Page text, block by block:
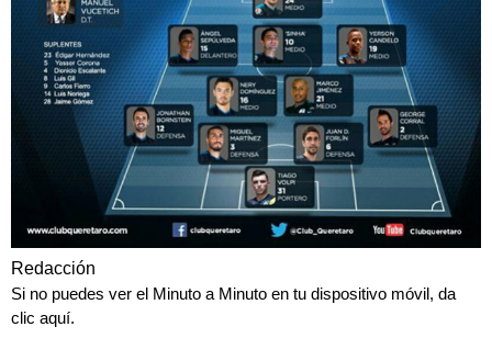
Redacción
Si no puedes ver el Minuto a Minuto en tu dispositivo móvil, da
clic aquí.